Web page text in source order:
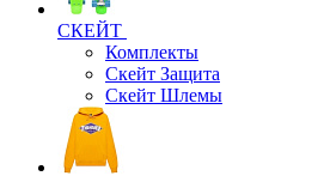
СКЕЙТ
Комплекты
Скейт Защита
Скейт Шлемы